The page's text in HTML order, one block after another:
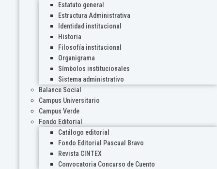
Estatuto general
Estructura Administrativa
Identidad institucional
Historia
Filosofía institucional
Organigrama
Símbolos institucionales
Sistema administrativo
Balance Social
Campus Universitario
Campus Verde
Fondo Editorial
Catálogo editorial
Fondo Editorial Pascual Bravo
Revista CINTEX
Convocatoria Concurso de Cuento